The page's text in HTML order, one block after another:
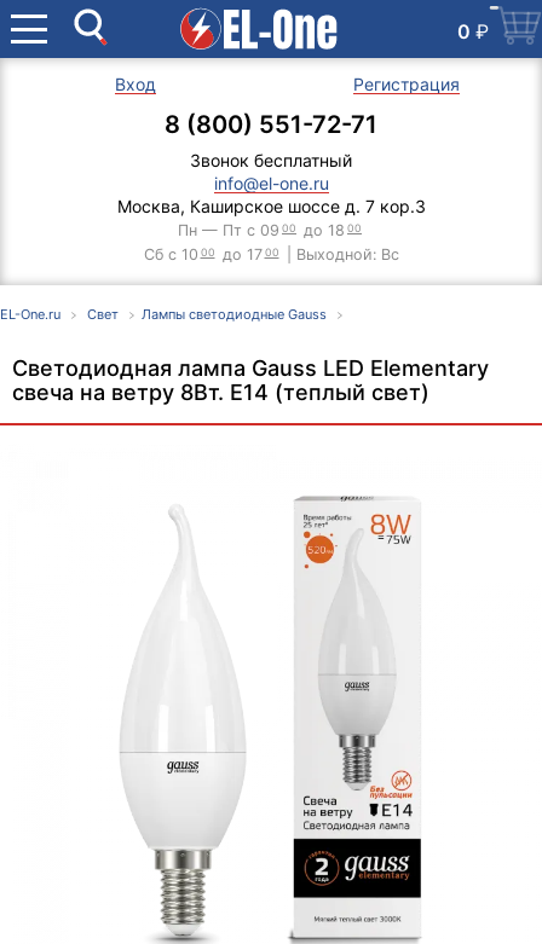
0 ₽
Вход Регистрация
8 (800) 551-72-71
Звонок бесплатный
info@el-one.ru
Москва, Каширское шоссе д. 7 кор.3
Пн — Пт с 09 00 до 18 00
Сб с 10 00 до 17 00 | Выходной: Вс
EL-One.ru Свет Лампы светодиодные Gauss
Светодиодная лампа Gauss LED Elementary
свеча на ветру 8Вт. Е14 (теплый свет)